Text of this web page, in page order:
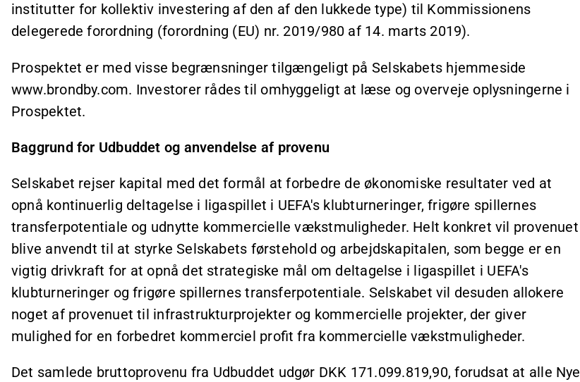
institutter for kollektiv investering af den af den lukkede type) til Kommissionens
delegerede forordning (forordning (EU) nr. 2019/980 af 14. marts 2019).
Prospektet er med visse begrænsninger tilgængeligt på Selskabets hjemmeside
www.brondby.com. Investorer rådes til omhyggeligt at læse og overveje oplysningerne i
Prospektet.
Baggrund for Udbuddet og anvendelse af provenu
Selskabet rejser kapital med det formål at forbedre de økonomiske resultater ved at
opnå kontinuerlig deltagelse i ligaspillet i UEFA's klubturneringer, frigøre spillernes
transferpotentiale og udnytte kommercielle vækstmuligheder. Helt konkret vil provenuet
blive anvendt til at styrke Selskabets førstehold og arbejdskapitalen, som begge er en
vigtig drivkraft for at opnå det strategiske mål om deltagelse i ligaspillet i UEFA's
klubturneringer og frigøre spillernes transferpotentiale. Selskabet vil desuden allokere
noget af provenuet til infrastrukturprojekter og kommercielle projekter, der giver
mulighed for en forbedret kommerciel profit fra kommercielle vækstmuligheder.
Det samlede bruttoprovenu fra Udbuddet udgør DKK 171.099.819,90, forudsat at alle Nye